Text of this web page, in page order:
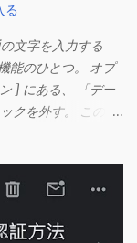
る
文字を入力する
能のひとつ。 オプ
] にある、 「デー
クを外す。 この機
（取り消し線の書
力してみます。 今
メニューの